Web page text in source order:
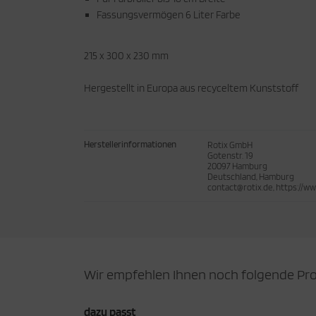
Fassungsvermögen 6 Liter Farbe
215 x 300 x 230 mm
Hergestellt in Europa aus recyceltem Kunststoff
Herstellerinformationen
Rotix GmbH
Gotenstr. 19
20097 Hamburg
Deutschland, Hamburg
contact@rotix.de, https://
Wir empfehlen Ihnen noch folgende
dazu passt